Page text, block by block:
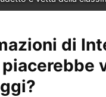
di